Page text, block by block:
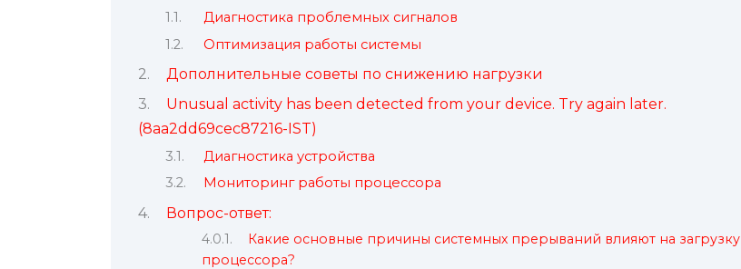
Диагностика проблемных сигналов
Оптимизация работы системы
Дополнительные советы по снижению нагрузки
Unusual activity has been detected from your device. Try again later.
(8aa2dd69cec87216-IST)
Диагностика устройства
Мониторинг работы процессора
Вопрос-ответ:
Какие основные причины системных прерываний влияют на загрузку
процессора?